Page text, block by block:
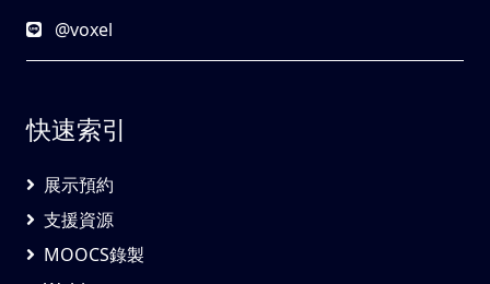
@voxel
快速索引
展示預約
支援資源
MOOCS錄製